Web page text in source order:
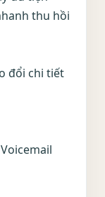
thu hồi
đổi chi tiết